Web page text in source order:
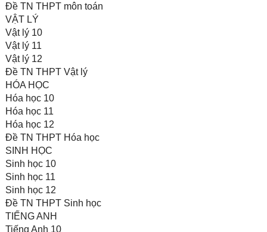
Đề TN THPT môn toán
VẬT LÝ
Vật lý 10
Vật lý 11
Vật lý 12
Đề TN THPT Vật lý
HÓA HỌC
Hóa học 10
Hóa học 11
Hóa học 12
Đề TN THPT Hóa học
SINH HỌC
Sinh học 10
Sinh học 11
Sinh học 12
Đề TN THPT Sinh học
TIẾNG ANH
Tiếng Anh 10